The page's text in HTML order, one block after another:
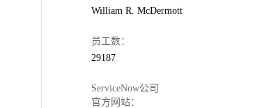
William R. McDermott
员工数：
29187
ServiceNow公司
官方网站：